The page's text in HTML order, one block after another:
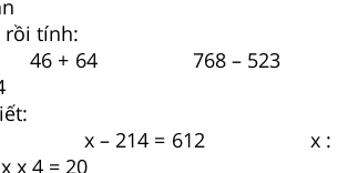
rồi tính:
46 + 64 768 – 523
877 x – 214 = 612 x :
= 20